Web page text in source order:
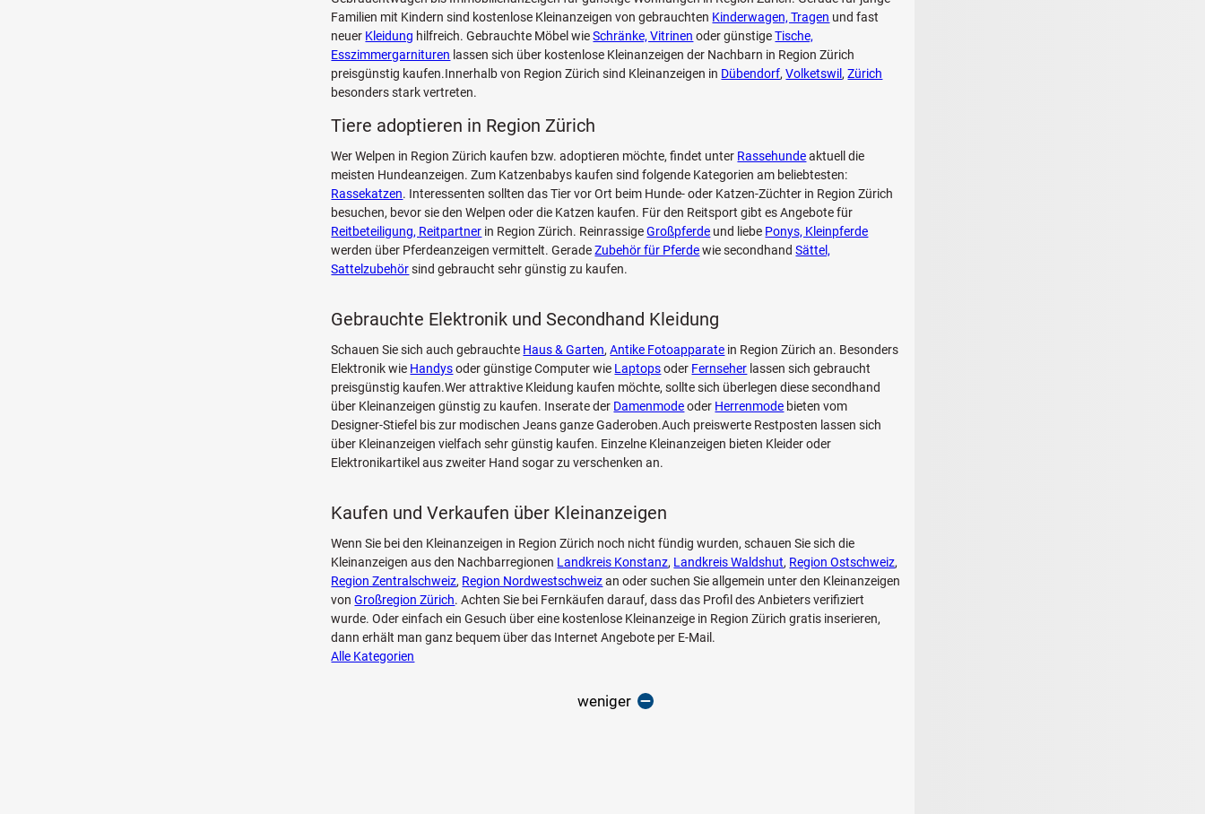
Familien mit Kindern sind kostenlose Kleinanzeigen von gebrauchten Kinderwagen, Tragen und fast
neuer Kleidung hilfreich. Gebrauchte Möbel wieSchränke, Vitrinen oder günstigeTische,
Esszimmergarnituren lassen sich über kostenlose Kleinanzeigen der Nachbarn in Region Zürich
preisgünstig kaufen.Innerhalb von Region Zürich sind Kleinanzeigen in Dübendorf,Volketswil ,Zürich
besonders stark vertreten.
Tiere adoptieren in Region Zürich
Wer Welpen in Region Zürich kaufen bzw. adoptieren möchte, findet unter Rassehundeaktuell die
meisten Hundeanzeigen. Zum Katzenbabys kaufen sind folgende Kategorien am beliebtesten:
Rassekatzen. Interessenten sollten das Tier vor Ort beim Hunde- oder Katzen-Züchter in Region Zürich
besuchen, bevor sie den Welpen oder die Katzen kaufen. Für den Reitsport gibt es Angebote für
Reitbeteiligung, Reitpartner in Region Zürich. ReinrassigeGroßpferde und liebe Ponys, Kleinpferde
werden über Pferdeanzeigen vermittelt. GeradeZubehör für Pferdewie secondhandSättel,
Sattelzubehörsind gebraucht sehr günstig zu kaufen.
Gebrauchte Elektronik und Secondhand Kleidung
Schauen Sie sich auch gebrauchte Haus & Garten,Antike Fotoapparate in Region Zürich an. Besonders
Elektronik wie Handysoder günstige Computer wie Laptopsoder Fernseher lassen sich gebraucht
preisgünstig kaufen.Wer attraktive Kleidung kaufen möchte, sollte sich überlegen diese secondhand
über Kleinanzeigen günstig zu kaufen. Inserate der Damenmodeoder Herrenmode bieten vom
Designer-Stiefel bis zur modischen Jeans ganze Gaderoben.Auch preiswerte Restposten lassen sich
über Kleinanzeigen vielfach sehr günstig kaufen. Einzelne Kleinanzeigen bieten Kleider oder
Elektronikartikel aus zweiter Hand sogar zu verschenken an.
Kaufen und Verkaufen über Kleinanzeigen
Wenn Sie bei den Kleinanzeigen in Region Zürich noch nicht fündig wurden, schauen Sie sich die
Kleinanzeigen aus den Nachbarregionen Landkreis Konstanz, Landkreis Waldshut, Region Ostschweiz,
Region Zentralschweiz, Region Nordwestschweizan oder suchen Sie allgemein unter den Kleinanzeigen
vonGroßregion Zürich. Achten Sie bei Fernkäufen darauf, dass das Profil des Anbieters verifiziert
wurde. Oder einfach ein Gesuch über eine kostenlose Kleinanzeige in Region Zürich gratis inserieren,
dann erhält man ganz bequem über das Internet Angebote per E-Mail.
Alle Kategorien
weniger